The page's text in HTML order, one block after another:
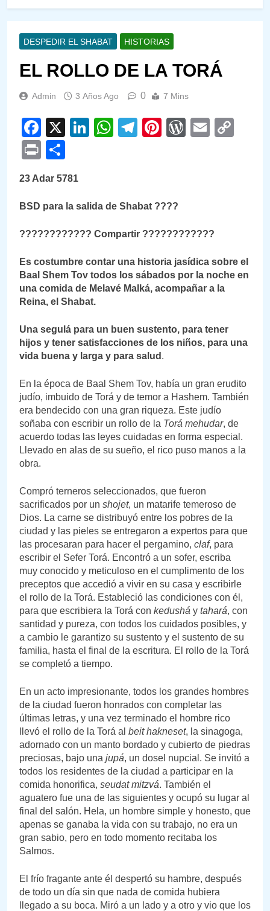
DESPEDIR EL SHABAT HISTORIAS
EL ROLLO DE LA TORÁ
Admin 3 Años Ago 0 7 Mins
Facebook
X LinkedIn
WhatsApp
Telegram
PinterestEmail
Print
23 Adar 5781
BSD para la salida de Shabat ????
???????????? Compartir ????????????
Es costumbre contar una historia jasídica sobre el
Baal Shem Tov todos los sábados por la noche en
una comida de Melavé Malká, acompañar a la
Reina, el Shabat.
Una segulá para un buen sustento, para tener
hijos y tener satisfacciones de los niños, para una
vida buena y larga y para salud .
En la época de Baal Shem Tov, había un gran erudito
judío, imbuido de Torá y de temor a Hashem. También
era bendecido con una gran riqueza. Este judío
soñaba con escribir un rollo de la Torá mehudar, de
acuerdo todas las leyes cuidadas en forma especial.
Llevado en alas de su sueño, el rico puso manos a la
obra.
Compró terneros seleccionados, que fueron
sacrificados por un shojet, un matarife temeroso de
Dios. La carne se distribuyó entre los pobres de la
ciudad y las pieles se entregaron a expertos para que
las procesaran para hacer el pergamino, claf, para
escribir el Sefer Torá. Encontró a un sofer, escriba
muy conocido y meticuloso en el cumplimento de los
preceptos que accedió a vivir en su casa y escribirle
el rollo de la Torá. Estableció las condiciones con él,
para que escribiera la Torá con kedushá y tahará, con
santidad y pureza, con todos los cuidados posibles, y
a cambio le garantizo su sustento y el sustento de su
familia, hasta el final de la escritura. El rollo de la Torá
se completó a tiempo.
En un acto impresionante, todos los grandes hombres
de la ciudad fueron honrados con completar las
últimas letras, y una vez terminado el hombre rico
llevó el rollo de la Torá al beit hakneset, la sinagoga,
adornado con un manto bordado y cubierto de piedras
preciosas, bajo una jupá, un dosel nupcial. Se invitó a
todos los residentes de la ciudad a participar en la
comida honorifica, seudat mitzvá. También el
aguatero fue una de las siguientes y ocupó su lugar al
final del salón. Hela, un hombre simple y honesto, que
apenas se ganaba la vida con su trabajo, no era un
gran sabio, pero en todo momento recitaba los
Salmos.
El frío fragante ante él despertó su hambre, después
de todo un día sin que nada de comida hubiera
llegado a su boca. Miró a un lado y a otro y vio que los